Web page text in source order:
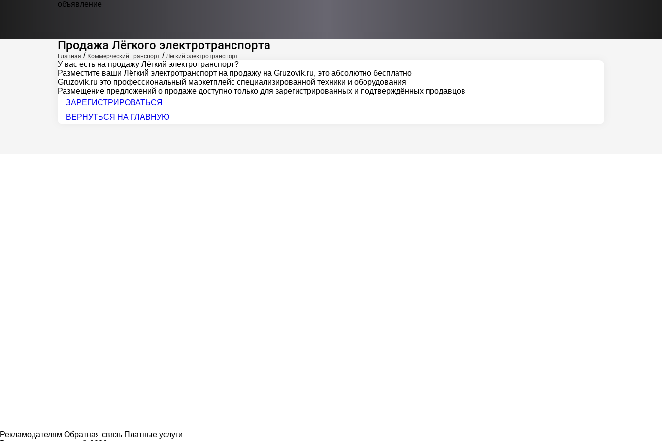
объявление
Продажа Лёгкого электротранспорта
Главная / Коммерческий транспорт / Лёгкий электротранспорт
У вас есть на продажу Лёгкий электротранспорт?
Разместите ваши Лёгкий электротранспорт на продажу на Gruzovik.ru, это абсолютно бесплатно
Gruzovik.ru это профессиональный маркетплейс специализированной техники и оборудования
Размещение предложений о продаже доступно только для зарегистрированных и подтверждённых продавцов
ЗАРЕГИСТРИРОВАТЬСЯ
ВЕРНУТЬСЯ НА ГЛАВНУЮ
Рекламодателям Обратная связь Платные услуги